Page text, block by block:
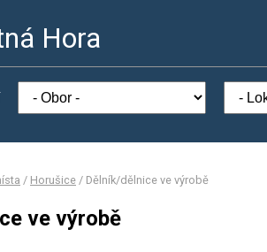
Hora
/ Horušice / Dělník/dělnice ve výrobě
ve výrobě